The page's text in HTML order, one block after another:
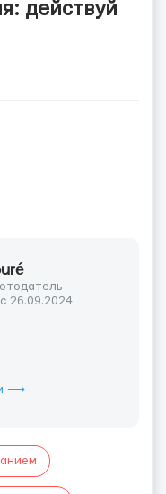
действуй
26.09.2024
⟶